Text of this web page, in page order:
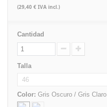
(29,40 € IVA incl.)
Cantidad
Talla
Color: Gris Oscuro / Gris Claro